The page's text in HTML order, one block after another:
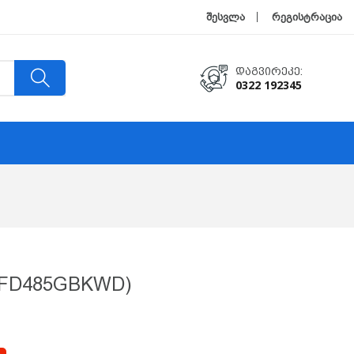
შესვლა რეგისტრაცია
Დაგვირეკე:
0322 192345